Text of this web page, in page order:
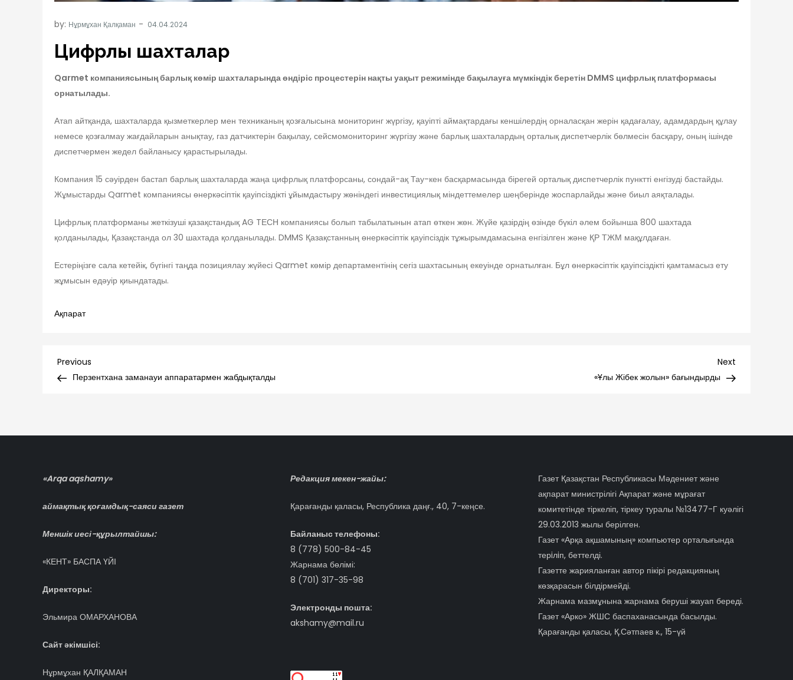
by: Нұрмұхан Қалқаман
Цифрлық шахталар
Qarmet компаниясының барлық көмір шахталарында өндіріс процестерін нақты уақыт режимінде бақылауға мүмкіндік беретін DMMS цифрлық платформасы
орнатылады.
Атап айтқанда, шахталарда қызметкерлер мен техниканың қозғалысына мониторинг жүргізу, қауіпті аймақтардағы кеншілердің орналасқан жерін қадағалау, адамдардың құлау
немесе қозғалмау жағдайларын анықтау, газ датчиктерін бақылау, сейсмомониторинг жүргізу және барлық шахталардың орталық диспетчерлік бөлмесін басқару, оның ішінде
диспетчермен жедел байланысу қарастырылады.
Компания 15 сәуірден бастап барлық шахталарда жаңа цифрлық платфорсаны, сондай-ақ Тау-кен басқармасында бірегей орталық диспетчерлік пунктті енгізуді бастайды.
Жұмыстарды Qarmet компаниясы өнеркәсіптік қауіпсіздікті ұйымдастыру жөніндегі инвестициялық міндеттемелер шеңберінде жоспарлайды және биыл аяқталады.
Цифрлық платформаны жеткізуші қазақстандық AG TЕСН компаниясы болып табылатынын атап өткен жөн. Жүйе қазірдің өзінде бүкіл әлем бойынша 800 шахтада
қолданылады, Қазақстанда ол 30 шахтада қолданылады. DMMS Қазақстанның өнеркәсіптік қауіпсіздік тұжырымдамасына енгізілген және ҚР ТЖМ мақұлдаған.
Естеріңізге сала кетейік, бүгінгі таңда позициялау жүйесі Qarmet көмір департаментінің сегіз шахтасының екеуінде орнатылған. Бұл өнеркәсіптік қауіпсіздікті қамтамасыз ету
жұмысын едәуір қиындатады.
Ақпарат
Навигация
Previous
Post
Previous
Перзентхана заманауи аппаратармен жабдықталды
Post
Next
«Ұлы Жібек жолын» бағындырды
«Arqa aqshamy»
аймақтық қоғамдық-саяси газет
Меншік иесі-құрылтайшы:
«КЕНТ» БАСПА ҮЙІ
Директоры:
Эльмира ОМАРХАНОВА
Сайт әкімшісі:
Нұрмұхан ҚАЛҚАМАН
Редакция мекен-жайы:
Қарағанды қаласы, Республика даңғ., 40, 7-кеңсе.
Байланыс телефоны:
8 (778) 500-84-45
Жарнама бөлімі:
8 (701) 317-35-98
Электронды пошта:
akshamy@mail.ru
Газет Қазақстан Республикасы Мәдениет және
ақпарат министрілігі Ақпарат және мұрағат
комитетінде тіркеліп, тіркеу туралы №13477-Г куәлігі
29.03.2013 жылы берілген.
Газет «Арқа ақшамының» компьютер орталығында
терiлiп, беттелді.
Газетте жарияланған автор пікірі редакцияның
көзқарасын білдірмейді.
Жарнама мазмұнына жарнама беруші жауап береді.
Газет «Арко» ЖШС баспаханасында басылды.
Қарағанды қаласы, Қ.Сәтпаев к., 15-үй